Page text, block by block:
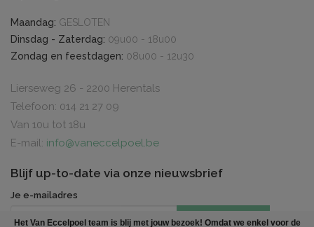
Maandag: GESLOTEN
Dinsdag - Zaterdag: 09u00 - 18u00
Zondag en feestdagen: 08u00 - 12u30
Lierseweg 26 - 2200 Herentals
Telefoon: 014 21 27 09
Van 10u tot 18u
E-mail: info@vaneccelpoel.be
Blijf up-to-date via onze nieuwsbrief
Je e-mailadres
INSCHRIJVEN
Het Van Eccelpoel team is blij met jouw bezoek! Omdat we enkel voor de